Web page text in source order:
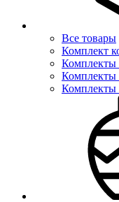
Все товары
Комплект
Комплекты
Комплекты
Комплекты